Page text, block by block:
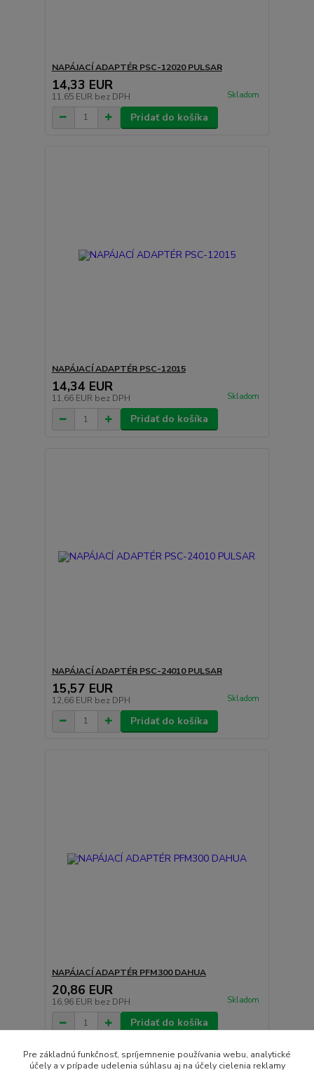
NAPÁJACÍ ADAPTÉR PSC-12020 PULSAR
14,33 EUR
11,65 EUR bez DPH Skladom
Pridať do košíka
NAPÁJACÍ ADAPTÉR PSC-12015
14,34 EUR
11,66 EUR bez DPH Skladom
Pridať do košíka
NAPÁJACÍ ADAPTÉR PSC-24010 PULSAR
15,57 EUR
12,66 EUR bez DPH Skladom
Pridať do košíka
NAPÁJACÍ ADAPTÉR PFM300 DAHUA
20,86 EUR
16,96 EUR bez DPH Skladom
Pridať do košíka
strana z 1
Pre základnú funkčnosť, spríjemnenie používania webu, analytické
účely a v prípade udelenia súhlasu aj na účely cielenia reklamy